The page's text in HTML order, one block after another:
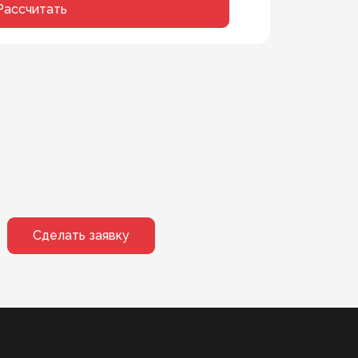
Сделать заявку